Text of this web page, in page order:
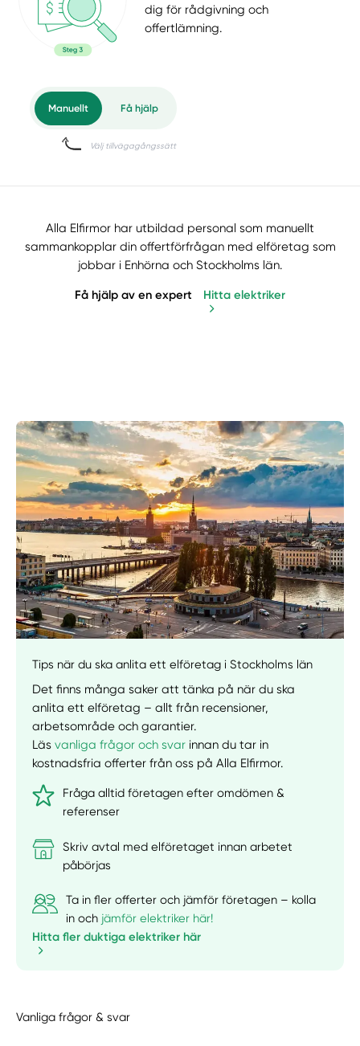
dig för rådgivning och
offertlämning.
Manuellt Få hjälp
Välj tillvägagångssätt
Alla Elfirmor har utbildad personal som manuellt
sammankopplar din offertförfrågan med elföretag som
jobbar i Enhörna och Stockholms län.
Få hjälp av en expert Hitta elektriker
Tips när du ska anlita ett elföretag i Stockholms län
Det finns många saker att tänka på när du ska
anlita ett elföretag – allt från recensioner,
arbetsområde och garantier.
Läsvanliga frågor och svar innan du tar in
kostnadsfria offerter från oss på Alla Elfirmor.
Fråga alltid företagen efter omdömen &
referenser
Skriv avtal med elföretaget innan arbetet
påbörjas
Ta in fler offerter och jämför företagen – kolla
in och jämför elektriker här!
Hitta fler duktiga elektriker här
Vanliga frågor & svar